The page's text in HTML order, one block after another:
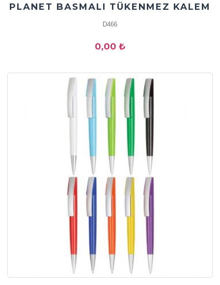
PLANET BASMALI TÜKENMEZ KALEM
D466
0,00 ₺